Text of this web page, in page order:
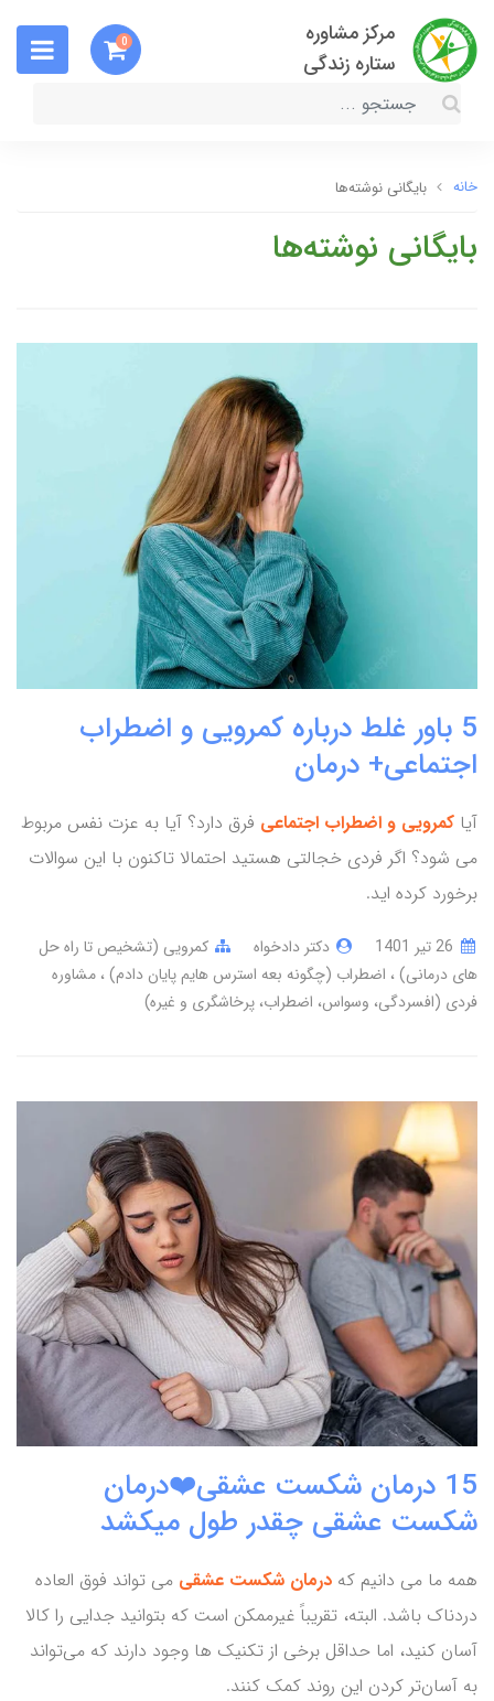
مرکز مشاوره
ستاره زندگی
0
خانه بایگانی نوشته‌ها
بایگانی نوشته‌ها
5 باور غلط درباره کمرویی و اضطراب
اجتماعی+ درمان
آیا کمرویی و اضطراب اجتماعی فرق دارد؟ آیا به عزت نفس مربوط
می شود؟ اگر فردی خجالتی هستید احتمالا تاکنون با این سوالات
برخورد کرده اید.
دکتر دادخواه
کمرویی (تشخیص تا راه حل
های درمانی) اضطراب (چگونه بعه استرس هایم پایان دادم) مشاوره
فردی (افسردگی، وسواس، اضطراب، پرخاشگری و غیره)
15 درمان شکست عشقی❤️درمان
شکست عشقی چقدر طول میکشد
همه ما می دانیم که درمان شکست عشقی می تواند فوق العاده
دردناک باشد. البته، تقریباً غیرممکن است که بتوانید جدایی را کالا
آسان کنید، اما حداقل برخی از تکنیک ها وجود دارند که می‌تواند
به آسان‌تر کردن این روند کمک کنند.